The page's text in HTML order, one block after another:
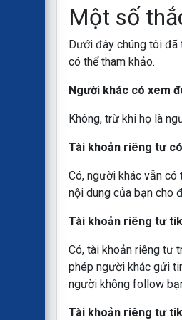
Một số
Dưới đây chúng tôi
có thể tham khảo.
Người khác có xem
Không, trừ khi họ là
Tài khoản riêng tư
Có, người khác vẫn
nội dung của bạn cho
Tài khoản riêng tư
Có, tài khoản riêng tư
phép người khác gửi
người không follow
Tài khoản riêng tư